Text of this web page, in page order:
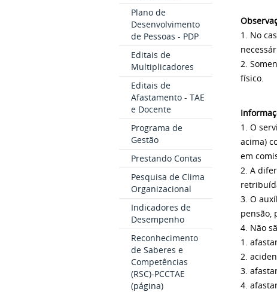
Plano de
Desenvolvimento
de Pessoas - PDP
Editais de
Multiplicadores
Editais de
Afastamento - TAE
e Docente
Programa de
Gestão
Prestando Contas
Pesquisa de Clima
Organizacional
Indicadores de
Desempenho
Reconhecimento
de Saberes e
Competências
(RSC)-PCCTAE
(página)
1. No
2.
físico.
1. O
acima)
em
2. A
3. O
pensão,
4. Não
1.
2.
3.
4.